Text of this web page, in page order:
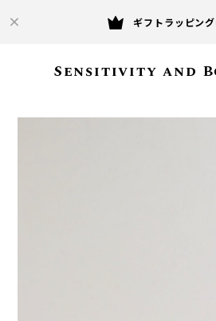
ギフトラッピン
Sensitivity and